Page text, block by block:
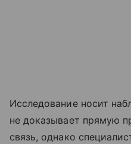
Исследование носит
не доказывает прямую
связь, однако